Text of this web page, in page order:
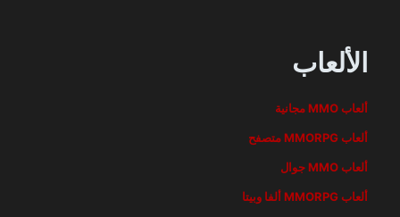
الألعاب
ألعاب MMO مجانية
ألعاب MMORPG متصفح
ألعاب MMO جوال
ألعاب MMORPG ألفا وبيتا